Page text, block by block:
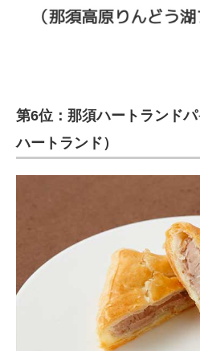
第6位：那須ハートランド
ハートランド）